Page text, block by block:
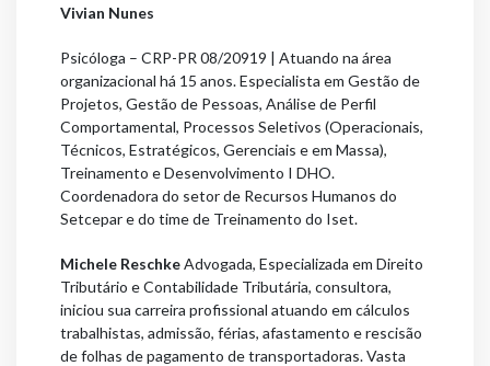
Vivian Nunes
Psicóloga – CRP-PR 08/20919 | Atuando na área
organizacional há 15 anos. Especialista em Gestão de
Projetos, Gestão de Pessoas, Análise de Perfil
Comportamental, Processos Seletivos (Operacionais,
Técnicos, Estratégicos, Gerenciais e em Massa),
Treinamento e Desenvolvimento I DHO.
Coordenadora do setor de Recursos Humanos do
Setcepar e do time de Treinamento do Iset.
Michele ReschkeAdvogada, Especializada em Direito
Tributário e Contabilidade Tributária, consultora,
iniciou sua carreira profissional atuando em cálculos
trabalhistas, admissão, férias, afastamento e rescisão
de folhas de pagamento de transportadoras. Vasta